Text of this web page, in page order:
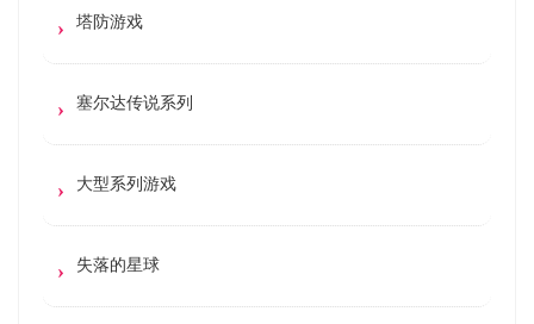
塔防游戏
塞尔达传说系列
大型系列游戏
失落的星球